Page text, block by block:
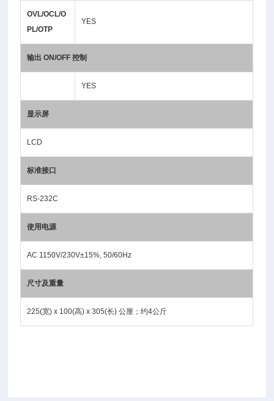
OVL/OCL/O
PL/OTP
YES
输出 ON/OFF 控制
YES
显示屏
LCD
标准接口
RS-232C
使用电源
AC 1150V/230V±15%, 50/60Hz
尺寸及重量
225(宽) x 100(高) x 305(长) 公厘；约4公斤